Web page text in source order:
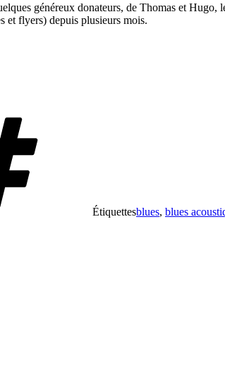
généreux donateurs, de Thomas et Hugo,
et flyers) depuis plusieurs mois.
Étiquettesblues, blues